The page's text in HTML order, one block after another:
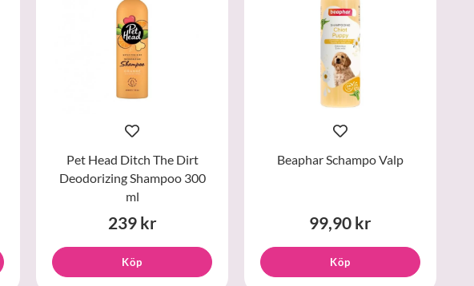
Pet Head Ditch The Dirt
Deodorizing Shampoo 300
ml
239 kr
Köp
Beaphar Schampo Valp
99,90 kr
Köp